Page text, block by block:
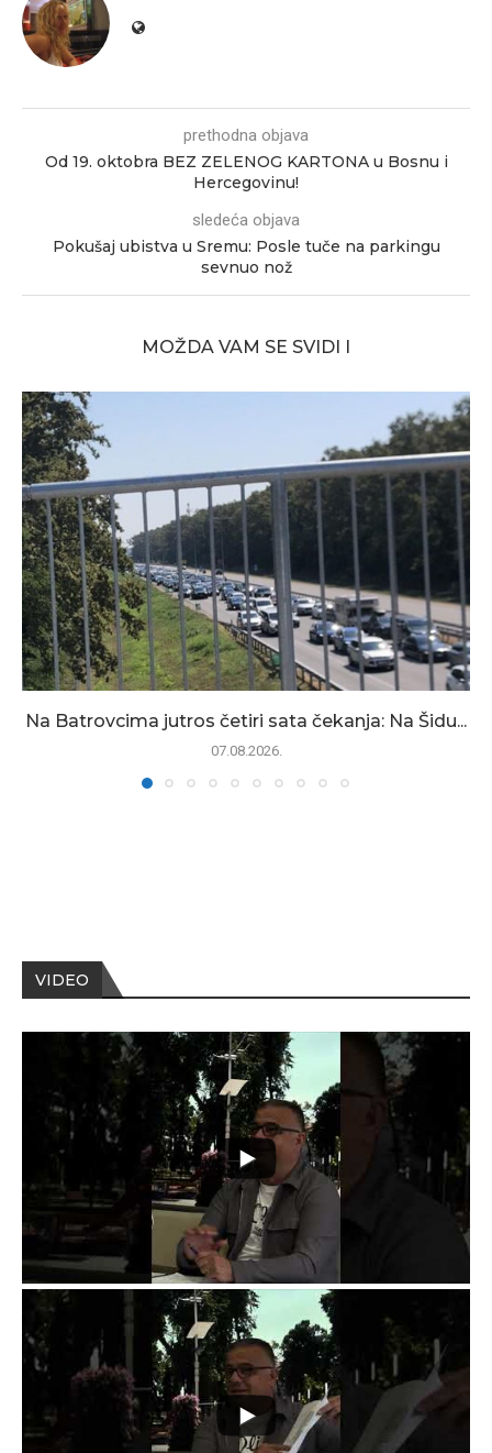
prethodna objava
Od 19. oktobra BEZ ZELENOG KARTONA u Bosnu i
Hercegovinu!
sledeća objava
Pokušaj ubistva u Sremu: Posle tuče na parkingu
sevnuo nož
MOŽDA VAM SE SVIDI I
Na Batrovcima jutros četiri sata čekanja: Na Šidu...
07.08.2026.
VIDEO